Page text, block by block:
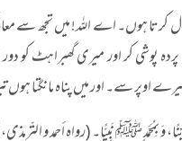
ہوں۔ اے اللہ! میں تجھ سے
پوشی کر اور میری گھبراہٹ
سے۔ اور میں پناہ مانگتا ہوں